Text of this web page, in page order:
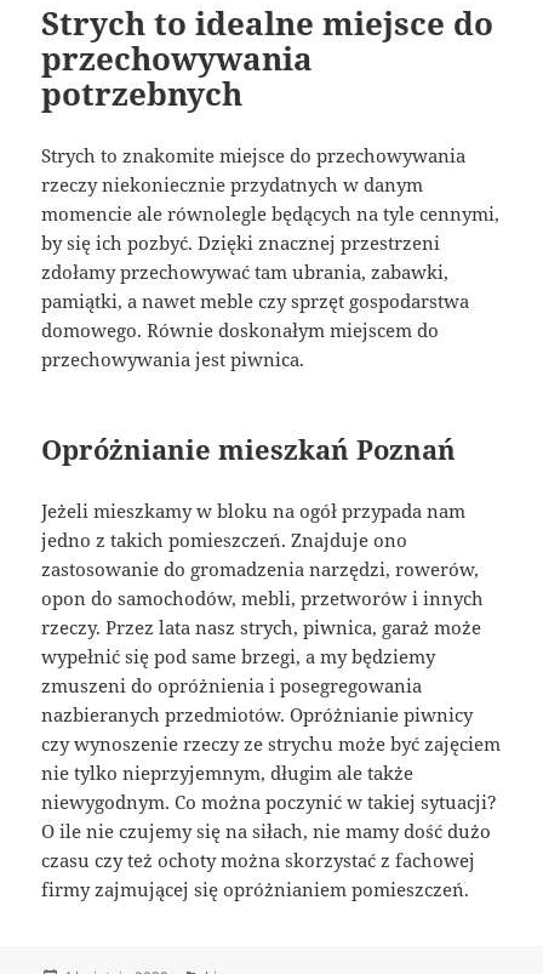
Strych to idealne miejsce do
przechowywania
potrzebnych
Strych to znakomite miejsce do przechowywania
rzeczy niekoniecznie przydatnych w danym
momencie ale równolegle będących na tyle cennymi,
by się ich pozbyć. Dzięki znacznej przestrzeni
zdołamy przechowywać tam ubrania, zabawki,
pamiątki, a nawet meble czy sprzęt gospodarstwa
domowego. Równie doskonałym miejscem do
przechowywania jest piwnica.
Opróżnianie mieszkań Poznań
Jeżeli mieszkamy w bloku na ogół przypada nam
jedno z takich pomieszczeń. Znajduje ono
zastosowanie do gromadzenia narzędzi, rowerów,
opon do samochodów, mebli, przetworów i innych
rzeczy. Przez lata nasz strych, piwnica, garaż może
wypełnić się pod same brzegi, a my będziemy
zmuszeni do opróżnienia i posegregowania
nazbieranych przedmiotów. Opróżnianie piwnicy
czy wynoszenie rzeczy ze strychu może być zajęciem
nie tylko nieprzyjemnym, długim ale także
niewygodnym. Co można poczynić w takiej sytuacji?
O ile nie czujemy się na siłach, nie mamy dość dużo
czasu czy też ochoty można skorzystać z fachowej
firmy zajmującej się opróżnianiem pomieszczeń.